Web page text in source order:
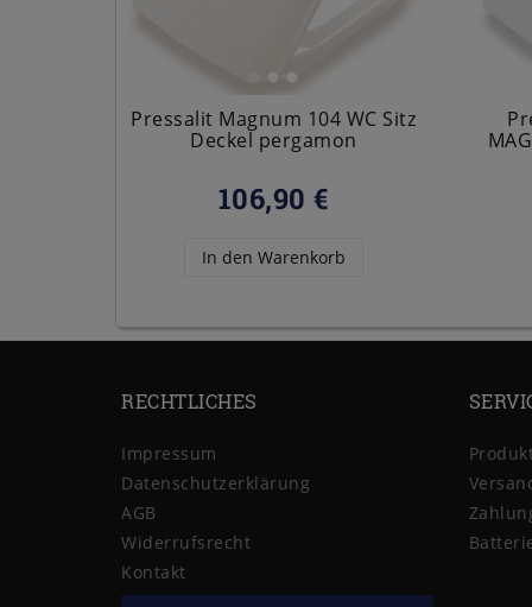
Pressalit Magnum 104 WC Sitz
Deckel pergamon
106,90 €
In den Warenkorb
RECHTLICHES
Impressum
Daten­schutz­erklärung
AGB
Widerrufs­recht
Kontakt